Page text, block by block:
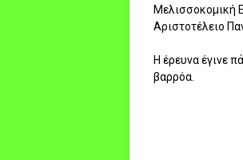
Μελισσοκομική
Αριστοτέλειο
Η έρευνα έγινε
βαρρόα.